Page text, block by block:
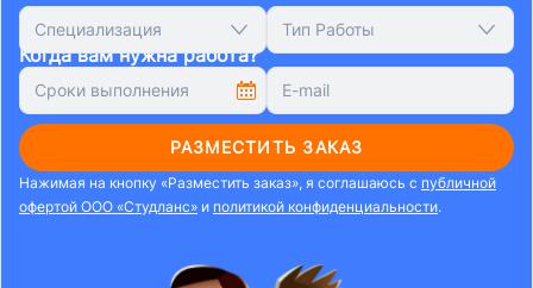
Специализация Тип Работы
Когда вам нужна работа?
РАЗМЕСТИТЬ ЗАКАЗ
Нажимая на кнопку «Разместить заказ», я соглашаюсь с публичной
офертой ООО «Студланс» и политикой конфиденциальности.